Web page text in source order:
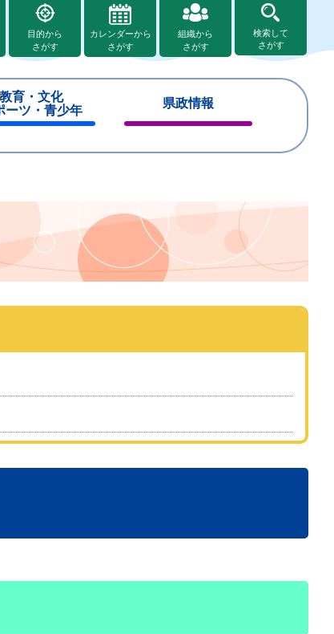
目的から
さがす
カレンダーから
さがす
組織から
さがす
検索して
さがす
教育・文化
ーツ・青少年
県政情報
じ